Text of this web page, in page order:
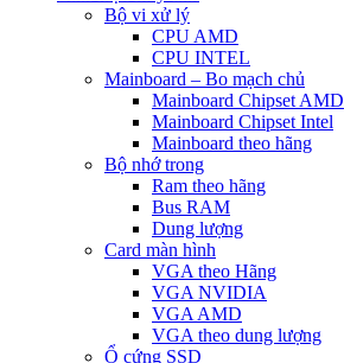
Bộ vi xử lý
CPU AMD
CPU INTEL
Mainboard – Bo mạch chủ
Mainboard Chipset AMD
Mainboard Chipset Intel
Mainboard theo hãng
Bộ nhớ trong
Ram theo hãng
Bus RAM
Dung lượng
Card màn hình
VGA theo Hãng
VGA NVIDIA
VGA AMD
VGA theo dung lượng
Ổ cứng SSD